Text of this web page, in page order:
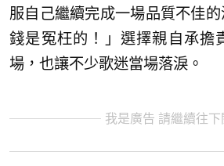
服自己繼續完成一場品質不佳
錢是冤枉的！」選擇親自承擔
場，也讓不少歌迷當場落淚。
我是廣告 請繼續往下